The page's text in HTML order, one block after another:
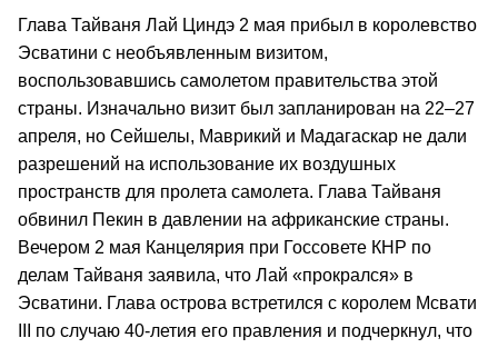
Глава Тайваня Лай Циндэ 2 мая прибыл в королевство
Эсватини с необъявленным визитом,
воспользовавшись самолетом правительства этой
страны. Изначально визит был запланирован на 22–27
апреля, но Сейшелы, Маврикий и Мадагаскар не дали
разрешений на использование их воздушных
пространств для пролета самолета. Глава Тайваня
обвинил Пекин в давлении на африканские страны.
Вечером 2 мая Канцелярия при Госсовете КНР по
делам Тайваня заявила, что Лай «прокрался» в
Эсватини. Глава острова встретился с королем Мсвати
III по случаю 40-летия его правления и подчеркнул, что